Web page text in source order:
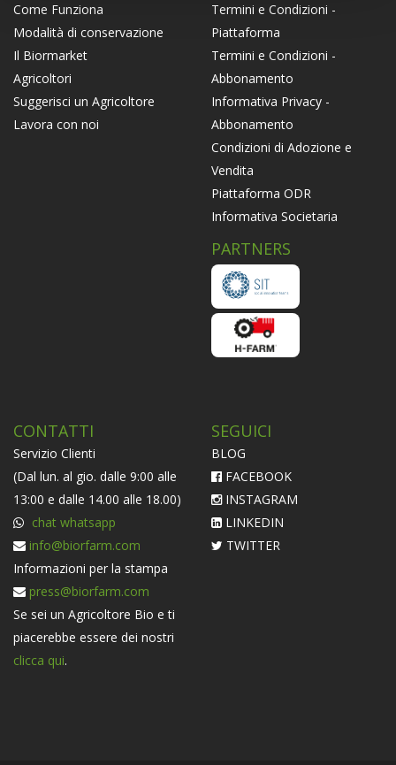
Come Funziona
Modalità di conservazione
Il Biormarket
Agricoltori
Suggerisci un Agricoltore
Lavora con noi
Termini e Condizioni -
Piattaforma
Termini e Condizioni -
Abbonamento
Informativa Privacy -
Abbonamento
Condizioni di Adozione e
Vendita
Piattaforma ODR
Informativa Societaria
PARTNERS
CONTATTI
Servizio Clienti
(Dal lun. al gio. dalle 9:00 alle
13:00 e dalle 14.00 alle 18.00)
chat whatsapp
info@biorfarm.com
Informazioni per la stampa
press@biorfarm.com
Se sei un Agricoltore Bio e ti
piacerebbe essere dei nostri
clicca qui.
SEGUICI
BLOG
FACEBOOK
INSTAGRAM
LINKEDIN
TWITTER